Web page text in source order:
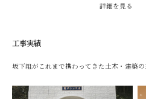
詳細を見る
工事実績
坂下組がこれまで携わってきた土木・建築の